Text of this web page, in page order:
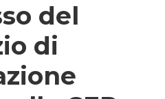
del
di